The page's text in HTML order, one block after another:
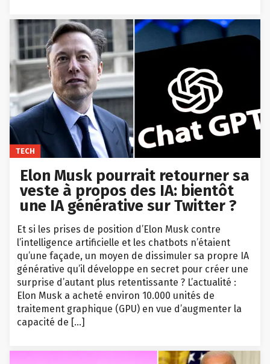
TECH
Elon Musk pourrait retourner sa
veste à propos des IA: bientôt
une IA générative sur Twitter ?
Et si les prises de position d’Elon Musk contre
l’intelligence artificielle et les chatbots n’étaient
qu’une façade, un moyen de dissimuler sa propre IA
générative qu’il développe en secret pour créer une
surprise d’autant plus retentissante ? L’actualité :
Elon Musk a acheté environ 10.000 unités de
traitement graphique (GPU) en vue d’augmenter la
capacité de […]